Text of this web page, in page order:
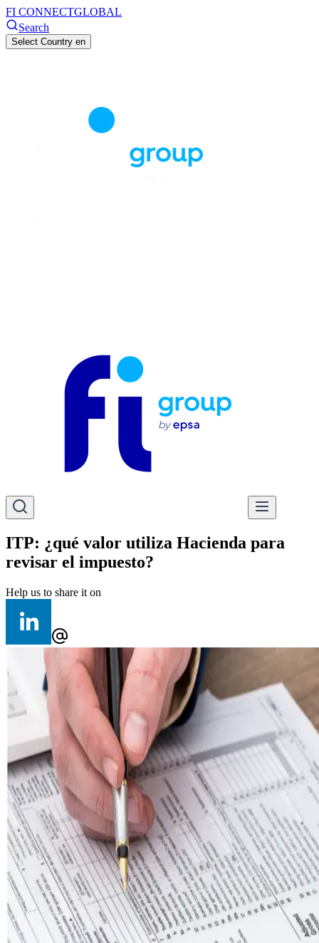
FI CONNECTGLOBAL
Search
Select Country en
ITP: ¿qué valor utiliza Hacienda para
revisar el impuesto?
Help us to share it on